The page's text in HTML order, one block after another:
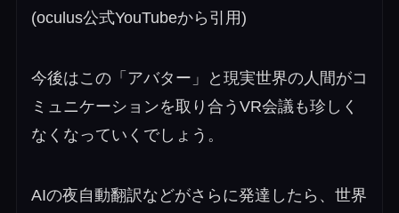
(oculus公式YouTubeから引用)
今後はこの「アバター」と現実世界の人間がコ
ミュニケーションを取り合うVR会議も珍しく
なくなっていくでしょう。
AIの夜自動翻訳などがさらに発達したら、世界